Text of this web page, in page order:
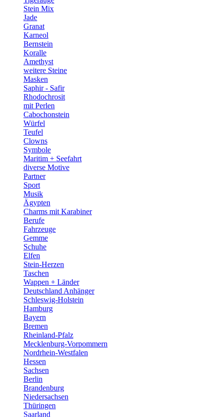
Stein Mix
Jade
Granat
Karneol
Bernstein
Koralle
Amethyst
weitere Steine
Masken
Saphir - Safir
Rhodochrosit
mit Perlen
Cabochonstein
Würfel
Teufel
Clowns
Symbole
Maritim + Seefahrt
diverse Motive
Partner
Sport
Musik
Ägypten
Charms mit Karabiner
Berufe
Fahrzeuge
Gemme
Schuhe
Elfen
Stein-Herzen
Taschen
Wappen + Länder
Deutschland Anhänger
Schleswig-Holstein
Hamburg
Bayern
Bremen
Rheinland-Pfalz
Mecklenburg-Vorpommern
Nordrhein-Westfalen
Hessen
Sachsen
Berlin
Brandenburg
Niedersachsen
Thüringen
Saarland